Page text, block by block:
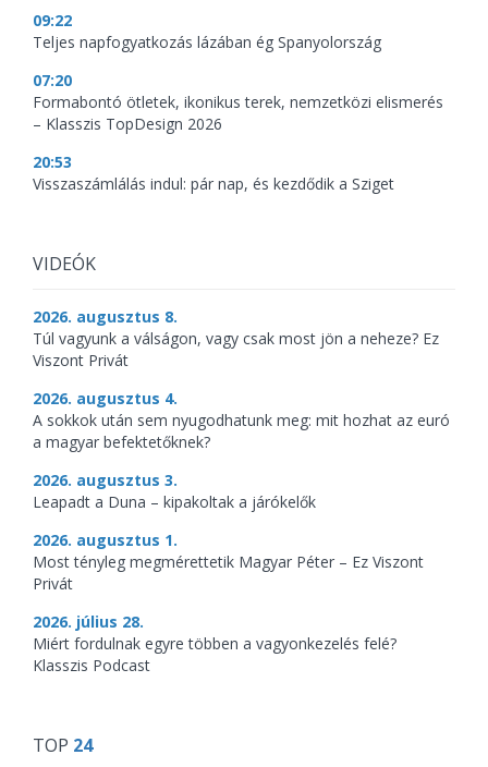
09:22
Teljes napfogyatkozás lázában ég Spanyolország
07:20
Formabontó ötletek, ikonikus terek, nemzetközi elismerés
– Klasszis TopDesign 2026
20:53
Visszaszámlálás indul: pár nap, és kezdődik a Sziget
VIDEÓK
2026. augusztus 8.
Túl vagyunk a válságon, vagy csak most jön a neheze? Ez
Viszont Privát
2026. augusztus 4.
A sokkok után sem nyugodhatunk meg: mit hozhat az euró
a magyar befektetőknek?
2026. augusztus 3.
Leapadt a Duna – kipakoltak a járókelők
2026. augusztus 1.
Most tényleg megmérettetik Magyar Péter – Ez Viszont
Privát
2026. július 28.
Miért fordulnak egyre többen a vagyonkezelés felé?
Klasszis Podcast
TOP 24